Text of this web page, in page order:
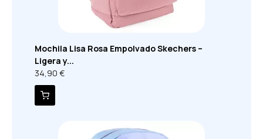
Mochila Lisa Rosa Empolvado Skechers –
Ligera y...
34,90 €